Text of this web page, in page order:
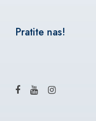
Pratite nas!